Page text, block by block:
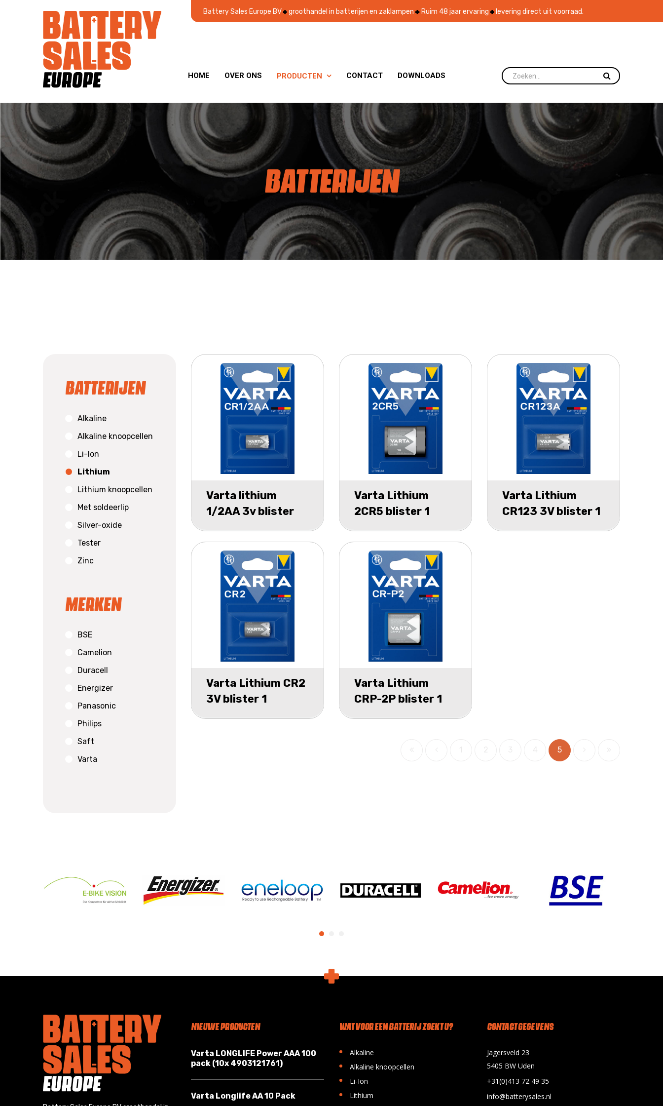
Battery Sales Europe BV groothandel in batterijen en zaklampen Ruim 48 jaar ervaring levering direct uit voorraad.
HOME OVER ONS PRODUCTEN  CONTACT DOWNLOADS
BATTERIJEN
Varta lithium
1/2AA 3v blister
Varta Lithium
2CR5 blister 1
Varta Lithium
CR123 3V blister 1
Varta Lithium CR2
3V blister 1
Varta Lithium
CRP-2P blister 1
5
Batterijen
Alkaline
Alkaline knoopcellen
Li-Ion
Lithium
Lithium knoopcellen
Met soldeerlip
Silver-oxide
Tester
Zinc
Merken
BSE
Camelion
Duracell
Energizer
Panasonic
Philips
Saft
Varta
NIEUWE PRODUCTEN
Varta LONGLIFE Power AAA 100
pack (10x 4903121761)
Varta Longlife AA 10 Pack
WAT VOOR EEN BATTERIJ ZOEKT U?
• Alkaline
• Alkaline knoopcellen
• Li-Ion
• Lithium
CONTACT GEGEVENS
Jagersveld 23
5405 BW Uden
+31(0)413 72 49 35
info@batterysales.nl